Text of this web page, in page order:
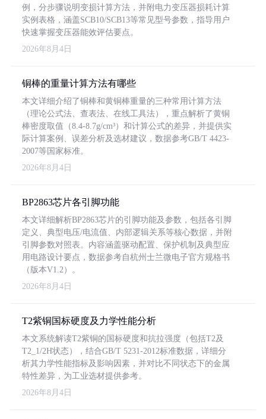
例，分步骤说明变损计算方法，并附电力变压器损耗计算
实例表格，涵盖SCB10/SCB13等常见型号参数，指导用户
快速掌握变压器能效评估要点。
2026年8月4日
铜棒的重量计算方法有哪些
本文详细介绍了铜棒和黄铜棒重量的三种常用计算方法
（理论公式法、查表法、在线工具法），重点解析了黄铜
棒密度取值（8.4-8.7g/cm³）和计算公式的差异，并提供实
际计算案例、误差分析及选材建议，数据参考GB/T 4423-
2007等国家标准。
2026年8月4日
BP2863芯片各引脚功能
本文详细解析BP2863芯片的引脚功能及参数，包括各引脚
定义、典型电压/电流值、内部逻辑关系等核心数据，并附
引脚参数对照表。内容涵盖驱动配置、保护机制及典型应
用电路设计要点，数据参考自杭州士兰微电子官方规格书
（版本V1.2）。
2026年8月4日
T2紫铜国标硬度及力学性能分析
本文系统解读T2紫铜的国标硬度和抗拉强度（包括T2及
T2_1/2H状态），结合GB/T 5231-2012标准数据，详细分
析其力学性能指标及影响因素，并对比不同状态下的金属
特性差异，为工业选材提供参考。
2026年8月4日